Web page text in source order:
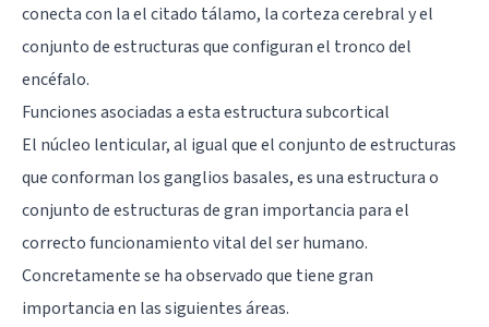
conecta con la el citado tálamo, la corteza cerebral y el
conjunto de estructuras que configuran el tronco del
encéfalo.
Funciones asociadas a esta estructura subcortical
El núcleo lenticular, al igual que el conjunto de estructuras
que conforman los ganglios basales, es una estructura o
conjunto de estructuras de gran importancia para el
correcto funcionamiento vital del ser humano.
Concretamente se ha observado que tiene gran
importancia en las siguientes áreas.